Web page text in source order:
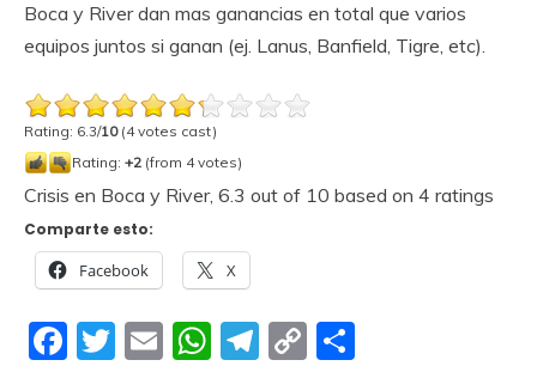
Boca y River dan mas ganancias en total que varios
equipos juntos si ganan (ej. Lanus, Banfield, Tigre, etc).
Rating: 6.3/10(4 votes cast)
Rating: +2 (from 4 votes)
Crisis en Boca y River, 6.3 out of 10 based on 4 ratings
Comparte esto:
Facebook X
Facebook
Twitter
EmailWhatsApp
Telegram
Copy